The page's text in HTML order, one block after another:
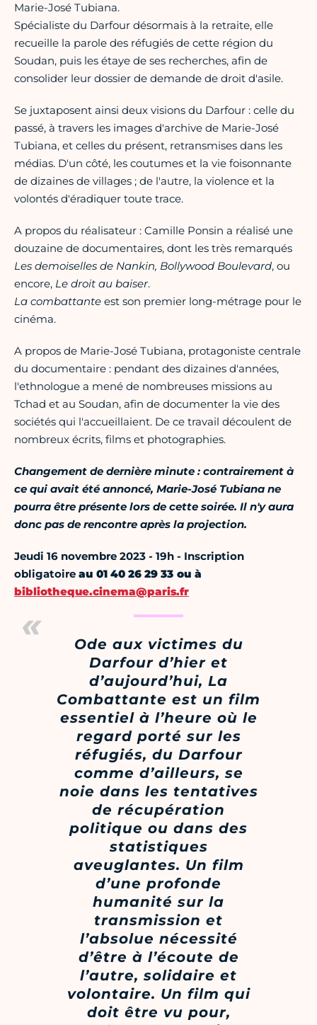
Marie-José Tubiana.
Spécialiste du Darfour désormais à la retraite, elle
recueille la parole des réfugiés de cette région du
Soudan, puis les étaye de ses recherches, afin de
consolider leur dossier de demande de droit d'asile.
Se juxtaposent ainsi deux visions du Darfour : celle du
passé, à travers les images d'archive de Marie-José
Tubiana, et celles du présent, retransmises dans les
médias. D'un côté, les coutumes et la vie foisonnante
de dizaines de villages ; de l'autre, la violence et la
volontés d'éradiquer toute trace.
A propos du réalisateur : Camille Ponsin a réalisé une
douzaine de documentaires, dont les très remarqués
Les demoiselles de Nankin, Bollywood Boulevard, ou
encore, Le droit au baiser.
La combattante est son premier long-métrage pour le
cinéma.
A propos de Marie-José Tubiana, protagoniste centrale
du documentaire : pendant des dizaines d'années,
l'ethnologue a mené de nombreuses missions au
Tchad et au Soudan, afin de documenter la vie des
sociétés qui l'accueillaient. De ce travail découlent de
nombreux écrits, films et photographies.
Changement de dernière minute : contrairement à
ce qui avait été annoncé, Marie-José Tubiana ne
pourra être présente lors de cette soirée. Il n'y aura
donc pas de rencontre après la projection.
Jeudi 16 novembre 2023 - 19h - Inscription
obligatoire au 01 40 26 29 33 ou à
bibliotheque.cinema@paris.fr
Ode aux victimes du
Darfour d’hier et
d’aujourd’hui, La
Combattante est un film
essentiel à l’heure où le
regard porté sur les
réfugiés, du Darfour
comme d’ailleurs, se
noie dans les tentatives
de récupération
politique ou dans des
statistiques
aveuglantes. Un film
d’une profonde
humanité sur la
transmission et
l’absolue nécessité
d’être à l’écoute de
l’autre, solidaire et
volontaire. Un film qui
doit être vu pour,